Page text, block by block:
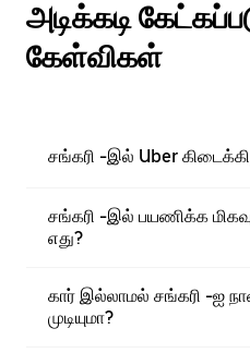
அடிக்கடி
கேள்விகள்
சங்கரி -இல் Uber
சங்கரி -இல் பயணிக்க
எது?
கார் இல்லாமல் சங்கரி -ஐ
முடியுமா?